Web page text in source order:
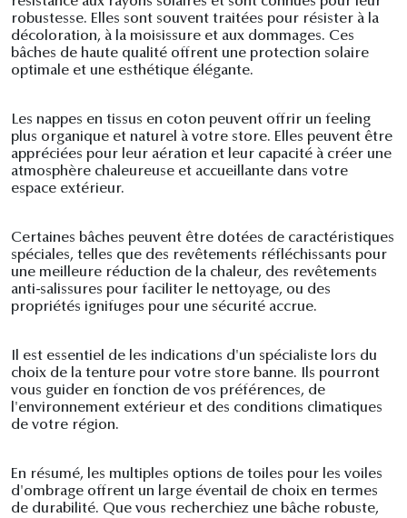
robustesse. Elles sont souvent traitées pour résister à la
décoloration, à la moisissure et aux dommages. Ces
bâches de haute qualité offrent une protection solaire
optimale et une esthétique élégante.
Les nappes en tissus en coton peuvent offrir un feeling
plus organique et naturel à votre store. Elles peuvent être
appréciées pour leur aération et leur capacité à créer une
atmosphère chaleureuse et accueillante dans votre
espace extérieur.
Certaines bâches peuvent être dotées de caractéristiques
spéciales, telles que des revêtements réfléchissants pour
une meilleure réduction de la chaleur, des revêtements
anti-salissures pour faciliter le nettoyage, ou des
propriétés ignifuges pour une sécurité accrue.
Il est essentiel de les indications d'un spécialiste lors du
choix de la tenture pour votre store banne. Ils pourront
vous guider en fonction de vos préférences, de
l'environnement extérieur et des conditions climatiques
de votre région.
En résumé, les multiples options de toiles pour les voiles
d'ombrage offrent un large éventail de choix en termes
de durabilité. Que vous recherchiez une bâche robuste,